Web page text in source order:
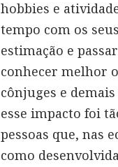
hobbies e
tempo com os
estimação e
conhecer melhor
cônjuges e
esse impacto foi
pessoas que, nas
como